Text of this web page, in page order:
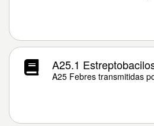
A25.1
A25 Febres transmitidas